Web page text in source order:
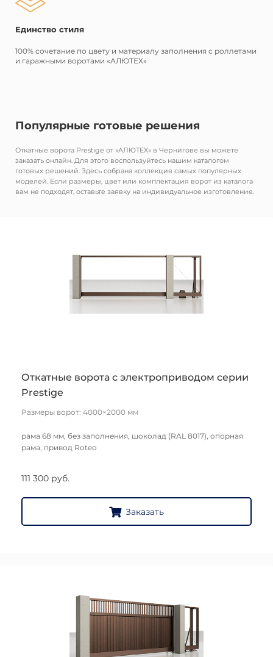
Единство стиля
100% сочетание по цвету и материалу заполнения с роллетами
и гаражными воротами «АЛЮТЕХ»
Популярные готовые решения
Откатные ворота Prestige от «АЛЮТЕХ» в Чернигове вы можете
заказать онлайн. Для этого воспользуйтесь нашим каталогом
готовых решений. Здесь собрана коллекция самых популярных
моделей. Если размеры, цвет или комплектация ворот из каталога
вам не подходят, оставьте заявку на индивидуальное изготовление.
Откатные ворота с электроприводом серии
Prestige
Размеры ворот: 4000×2000 мм
рама 68 мм, без заполнения, шоколад (RAL 8017), опорная
рама, привод Roteo
111 300 руб.
Заказать